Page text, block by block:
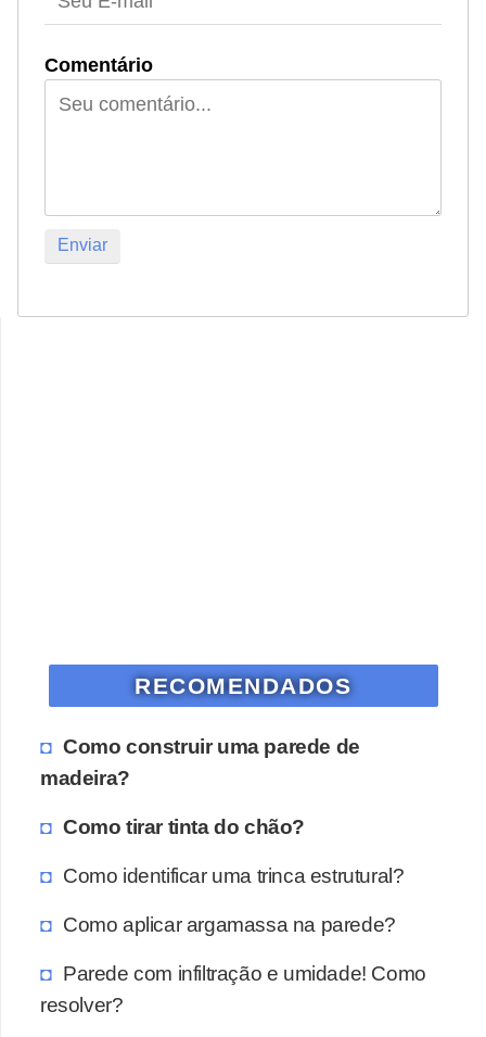
Comentário
RECOMENDADOS
Como construir uma parede de
madeira?
Como tirar tinta do chão?
Como identificar uma trinca estrutural?
Como aplicar argamassa na parede?
Parede com infiltração e umidade! Como
resolver?